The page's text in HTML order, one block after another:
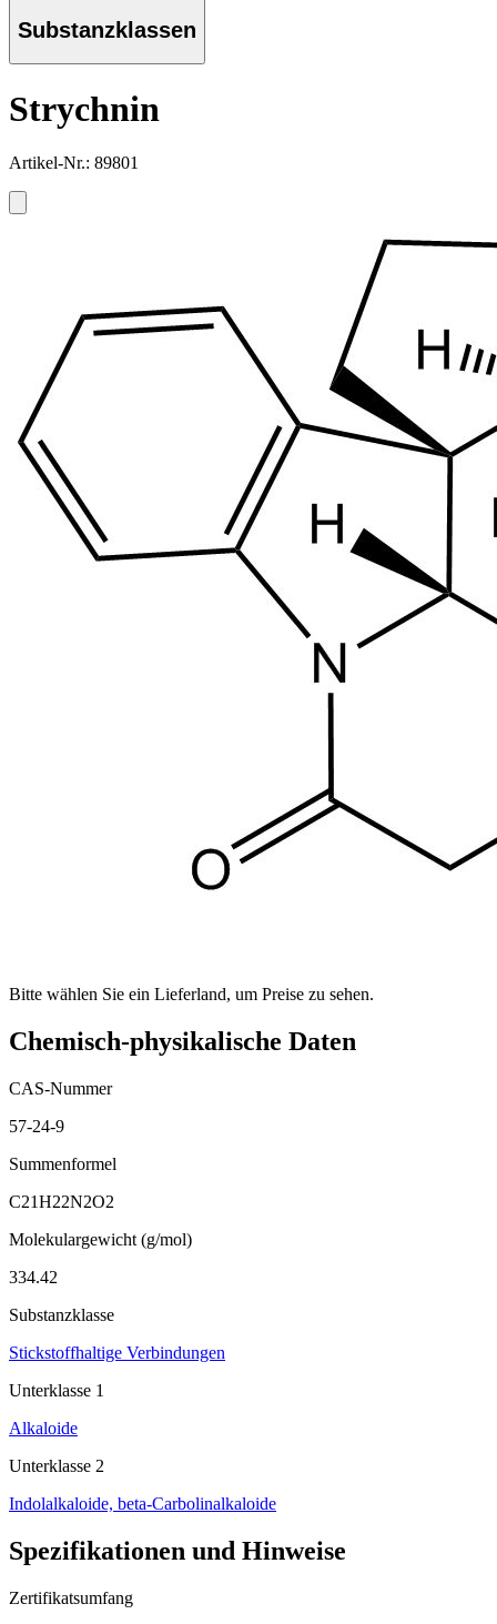
Substanzklassen
Strychnin
Artikel-Nr.: 89801
Bitte wählen Sie ein Lieferland, um Preise zu sehen.
Chemisch-physikalische Daten
CAS-Nummer
57-24-9
Summenformel
C21H22N2O2
Molekulargewicht (g/mol)
334.42
Substanzklasse
Stickstoffhaltige Verbindungen
Unterklasse 1
Alkaloide
Unterklasse 2
Indolalkaloide, beta-Carbolinalkaloide
Spezifikationen und Hinweise
Zertifikatsumfang